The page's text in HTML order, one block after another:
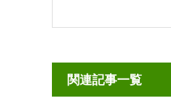
関連記事一覧